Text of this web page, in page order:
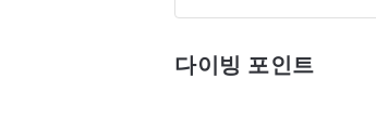
다이빙 포인트